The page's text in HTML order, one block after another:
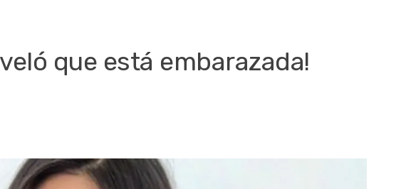
que está embarazada!